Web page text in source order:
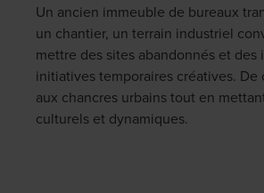
Un ancien immeuble de bureaux
un chantier, un terrain industriel
mettre des sites abandonnés et
initiatives temporaires créatives.
aux chancres urbains tout en
culturels et dynamiques.